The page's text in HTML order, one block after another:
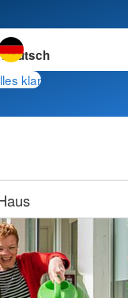
wechseln zu
klar